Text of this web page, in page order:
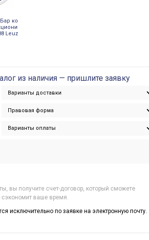
ко
Leuz
из наличия — пришлите заявку
вы получите счет-договор, который сможете
сэкономит ваше время.
исключительно по заявке на электронную почту.